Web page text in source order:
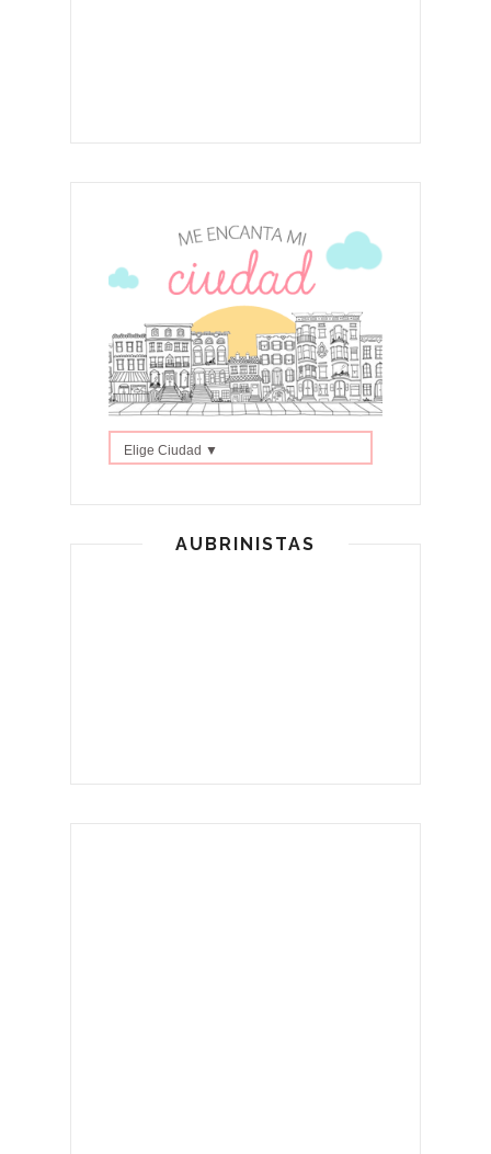
Elige Ciudad ▼
AUBRINISTAS